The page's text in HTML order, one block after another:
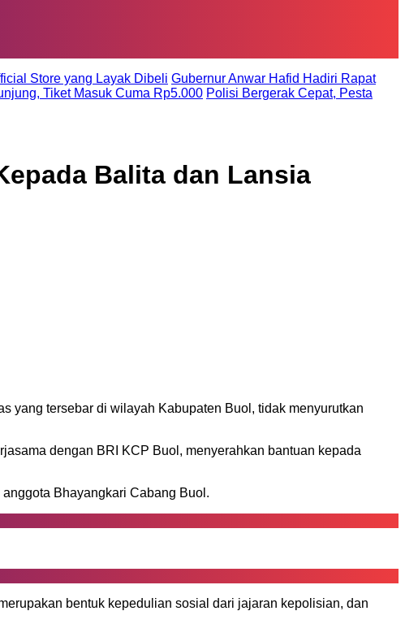
Store yang Layak Dibeli Gubernur Anwar Hafid Hadiri Rapat
Tiket Masuk Cuma Rp5.000 Polisi Bergerak Cepat, Pesta
Balita dan Lansia
yang tersebar di wilayah Kabupaten Buol, tidak menyurutkan
dengan BRI KCP Buol, menyerahkan bantuan kepada
Bhayangkari Cabang Buol.
bentuk kepedulian sosial dari jajaran kepolisian, dan